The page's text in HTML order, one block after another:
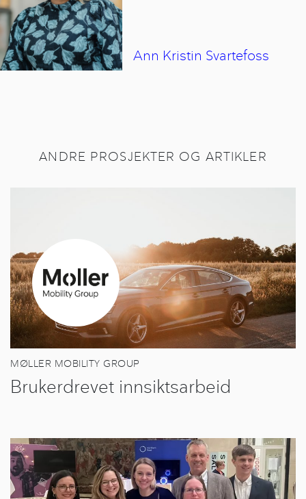
Ann Kristin Svartefoss
ANDRE PROSJEKTER OG ARTIKLER
MØLLER MOBILITY GROUP
Brukerdrevet innsiktsarbeid